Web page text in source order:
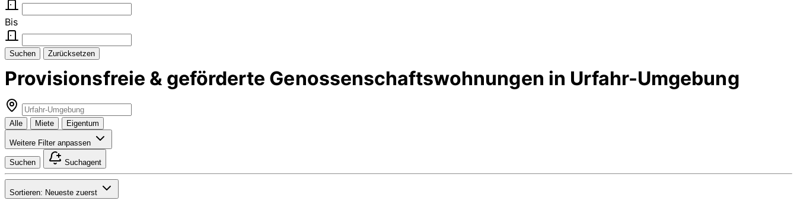
Bis
Suchen Zurücksetzen
Provisionsfreie & geförderte Genossenschaftswohnungen in Urfahr-Umgebung
Alle Miete Eigentum
Weitere Filter anpassen
Suchen Suchagent
Sortieren: Neueste zuerst